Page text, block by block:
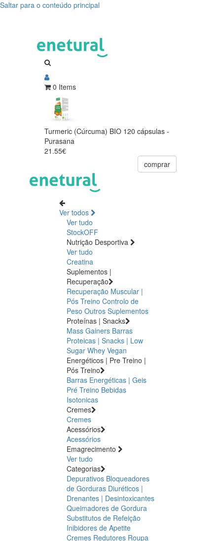
Saltar para o conteúdo principal
0 Items
Turmeric (Cúrcuma) BIO 120 cápsulas -
Purasana
21.55€
comprar
Ver todos
Ver tudo
StockOFF
Nutrição Desportiva
Ver tudo
Creatina
Suplementos |
Recuperação
Recuperação Muscular |
Pós Treino Controlo de
Peso Outros Suplementos
Proteínas | Snacks
Mass Gainers Barras
Proteicas | Snacks | Low
Sugar Whey Vegan
Energéticos | Pre Treino |
Pós Treino
Barras Energéticas | Geis
Pré Treino Bebidas
Isotonicas
Cremes
Cremes
Acessórios
Acessórios
Emagrecimento
Ver tudo
Categorias
Depurativos Bloqueadores
de Gorduras Diuréticos |
Drenantes | Desintoxicantes
Queimadores de Gordura
Substitutos de Refeição
Inibidores de Apetite
Cremes Redutores Roupa